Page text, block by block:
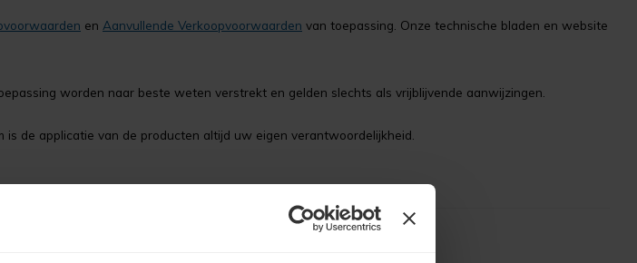
en Aanvullende Verkoopvoorwaarden van toepassing. Onze technische bladen en website
worden naar beste weten verstrekt en gelden slechts als vrijblijvende aanwijzingen.
de applicatie van de producten altijd uw eigen verantwoordelijkheid.